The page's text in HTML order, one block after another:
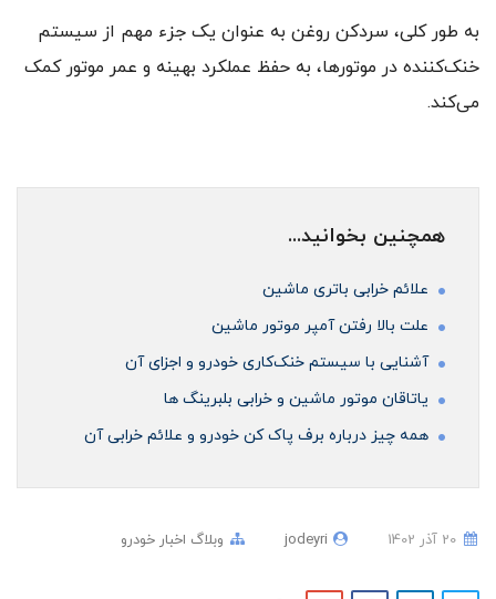
به طور کلی، سردکن روغن به عنوان یک جزء مهم از سیستم
خنک‌کننده در موتورها، به حفظ عملکرد بهینه و عمر موتور کمک
می‌کند.
همچنین بخوانید...
علائم خرابی باتری ماشین
علت بالا رفتن آمپر موتور ماشین
آشنایی با سیستم خنک‌کاری خودرو و اجزای آن
ياتاقان موتور ماشین و خرابی بلبرینگ ها
همه چیز درباره برف پاک کن خودرو و علائم خرابی آن
jodeyri وبلاگ اخبار خودرو